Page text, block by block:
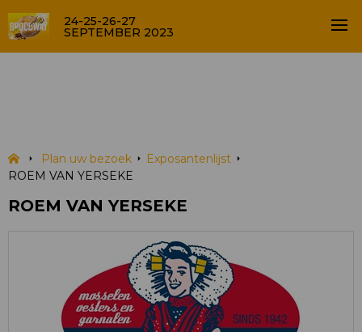
24-25-26-27
SEPTEMBER 2023
Plan uw bezoek
Exposantenlijst
ROEM VAN YERSEKE
ROEM VAN YERSEKE